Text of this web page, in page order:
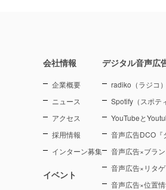
会社情報
企業概要
ニュース
アクセス
採用情報
インターン募集
イベント
デジタル音声広
radiko（ラジコ
Spotify（スポテ
YouTubeと
音声広告DCO『
音声広告×ブラ
音声広告×リタ
音声広告×位置